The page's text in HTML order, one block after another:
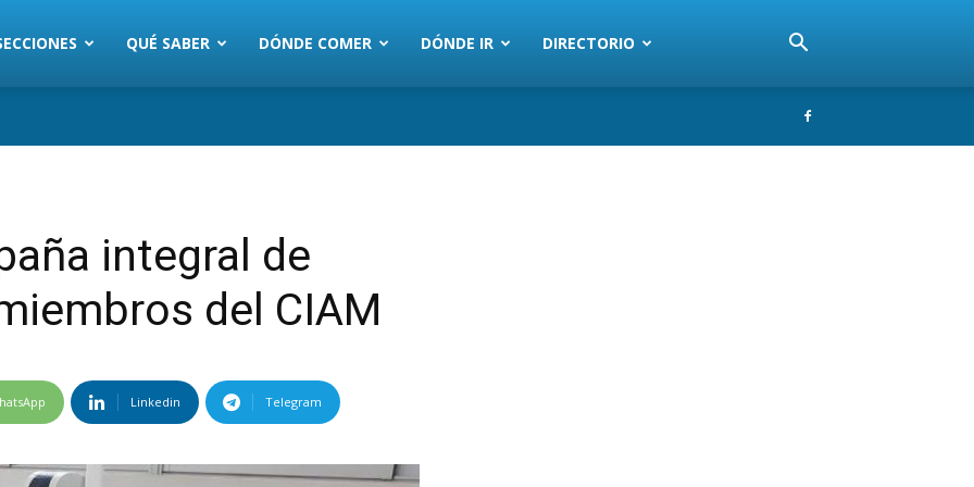
QUÉ SABER DÓNDE COMER DÓNDE IR DIRECTORIO
integral de
del CIAM
Linkedin Telegram